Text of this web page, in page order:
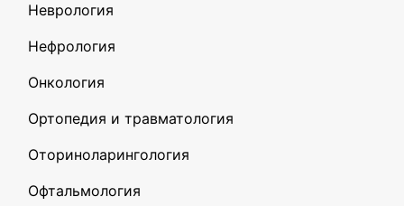
Неврология
Нефрология
Онкология
Ортопедия и травматология
Оториноларингология
Офтальмология